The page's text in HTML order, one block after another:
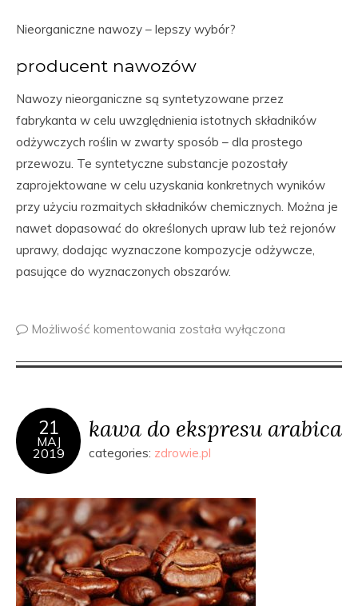
Nieorganiczne nawozy – lepszy wybór?
producent nawozów
Nawozy nieorganiczne są syntetyzowane przez
fabrykanta w celu uwzględnienia istotnych składników
odżywczych roślin w zwarty sposób – dla prostego
przewozu. Te syntetyczne substancje pozostały
zaprojektowane w celu uzyskania konkretnych wyników
przy użyciu rozmaitych składników chemicznych. Można je
nawet dopasować do określonych upraw lub też rejonów
uprawy, dodając wyznaczone kompozycje odżywcze,
pasujące do wyznaczonych obszarów.
Możliwość komentowania została wyłączona
21
MAJ
2019
kawa do ekspresu arabica
categories: zdrowie.pl